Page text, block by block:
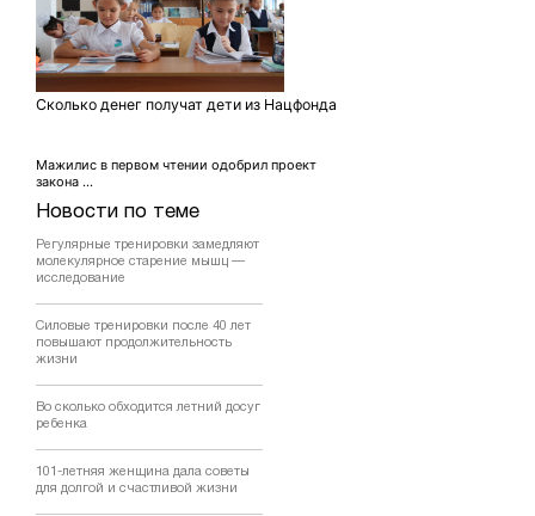
Новости по теме
Регулярные тренировки замедляют
молекулярное старение мышц —
исследование
Силовые тренировки после 40 лет
повышают продолжительность
жизни
Во сколько обходится летний досуг
ребенка
101-летняя женщина дала советы
для долгой и счастливой жизни
Сколько денег получат дети из Нацфонда
Мажилис в первом чтении одобрил проект
закона ...